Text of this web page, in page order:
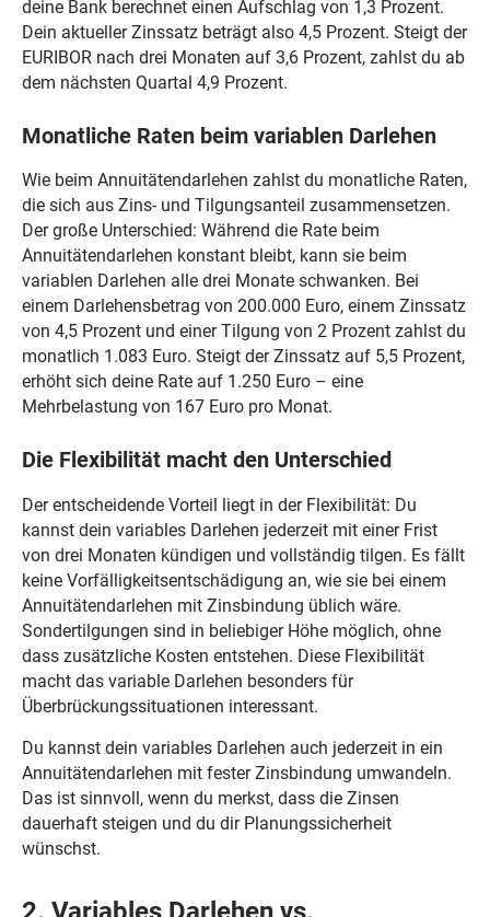
deine Bank berechnet einen Aufschlag von 1,3 Prozent.
Dein aktueller Zinssatz beträgt also 4,5 Prozent. Steigt der
EURIBOR nach drei Monaten auf 3,6 Prozent, zahlst du ab
dem nächsten Quartal 4,9 Prozent.
Monatliche Raten beim variablen Darlehen
Wie beim Annuitätendarlehen zahlst du monatliche Raten,
die sich aus Zins- und Tilgungsanteil zusammensetzen.
Der große Unterschied: Während die Rate beim
Annuitätendarlehen konstant bleibt, kann sie beim
variablen Darlehen alle drei Monate schwanken. Bei
einem Darlehensbetrag von 200.000 Euro, einem Zinssatz
von 4,5 Prozent und einer Tilgung von 2 Prozent zahlst du
monatlich 1.083 Euro. Steigt der Zinssatz auf 5,5 Prozent,
erhöht sich deine Rate auf 1.250 Euro – eine
Mehrbelastung von 167 Euro pro Monat.
Die Flexibilität macht den Unterschied
Der entscheidende Vorteil liegt in der Flexibilität: Du
kannst dein variables Darlehen jederzeit mit einer Frist
von drei Monaten kündigen und vollständig tilgen. Es fällt
keine Vorfälligkeitsentschädigung an, wie sie bei einem
Annuitätendarlehen mit Zinsbindung üblich wäre.
Sondertilgungen sind in beliebiger Höhe möglich, ohne
dass zusätzliche Kosten entstehen. Diese Flexibilität
macht das variable Darlehen besonders für
Überbrückungssituationen interessant.
Du kannst dein variables Darlehen auch jederzeit in ein
Annuitätendarlehen mit fester Zinsbindung umwandeln.
Das ist sinnvoll, wenn du merkst, dass die Zinsen
dauerhaft steigen und du dir Planungssicherheit
wünschst.